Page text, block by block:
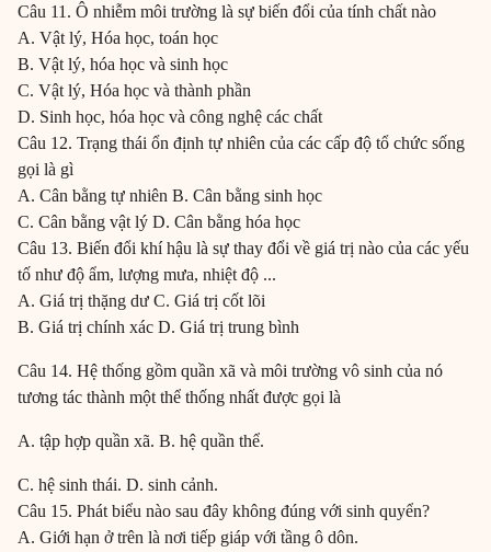
Câu 11. Ô nhiễm môi trường là sự biến đổi của tính chất nào
A. Vật lý, Hóa học, toán học
B. Vật lý, hóa học và sinh học
C. Vật lý, Hóa học và thành phần
D. Sinh học, hóa học và công nghệ các chất
Câu 12. Trạng thái ổn định tự nhiên của các cấp độ tổ chức sống
gọi là gì
A. Cân bằng tự nhiên B. Cân bằng sinh học
C. Cân bằng vật lý D. Cân bằng hóa học
Câu 13. Biến đổi khí hậu là sự thay đổi về giá trị nào của các yếu
tố như độ ẩm, lượng mưa, nhiệt độ ...
A. Giá trị thặng dư C. Giá trị cốt lõi
B. Giá trị chính xác D. Giá trị trung bình
Câu 14. Hệ thống gồm quần xã và môi trường vô sinh của nó
tương tác thành một thể thống nhất được gọi là
A. tập hợp quần xã. B. hệ quần thể.
C. hệ sinh thái. D. sinh cảnh.
Câu 15. Phát biểu nào sau đây không đúng với sinh quyển?
A. Giới hạn ở trên là nơi tiếp giáp với tầng ô dôn.